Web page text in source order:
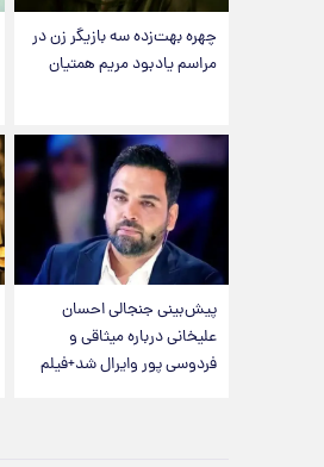
چهره بهت‌زده سه بازیگر زن در
مراسم یادبود مریم همتیان
پیش‌بینی جنجالی احسان
علیخانی درباره میثاقی و
فردوسی پور وایرال شد+فیلم